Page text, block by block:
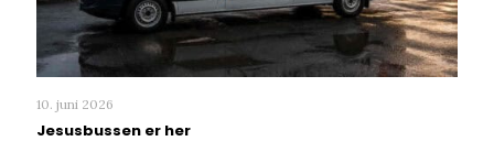
10. juni 2026
Jesusbussen er her